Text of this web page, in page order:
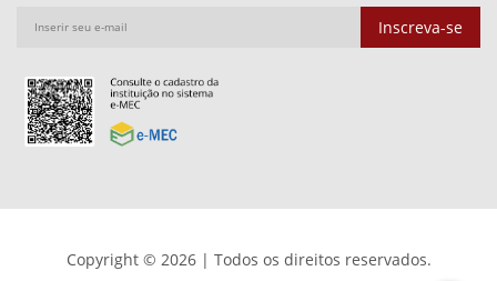
Inscreva-se
Copyright © 2026 | Todos os direitos reservados.